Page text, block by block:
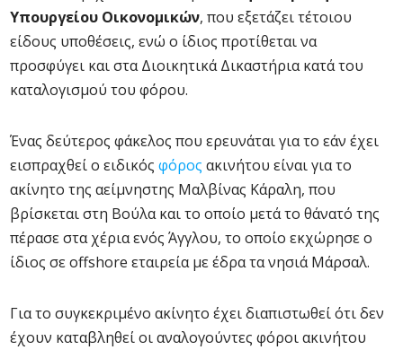
Υπουργείου Οικονομικών, που εξετάζει τέτοιου
είδους υποθέσεις, ενώ ο ίδιος προτίθεται να
προσφύγει και στα Διοικητικά Δικαστήρια κατά του
καταλογισμού του φόρου.
Ένας δεύτερος φάκελος που ερευνάται για το εάν έχει
εισπραχθεί ο ειδικός φόρος ακινήτου είναι για το
ακίνητο της αείμνηστης Μαλβίνας Κάραλη, που
βρίσκεται στη Βούλα και το οποίο μετά το θάνατό της
πέρασε στα χέρια ενός Άγγλου, το οποίο εκχώρησε ο
ίδιος σε offshore εταιρεία με έδρα τα νησιά Μάρσαλ.
Για το συγκεκριμένο ακίνητο έχει διαπιστωθεί ότι δεν
έχουν καταβληθεί οι αναλογούντες φόροι ακινήτου